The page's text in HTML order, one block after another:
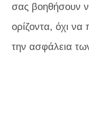
σας βοηθήσουν
ορίζοντα, όχι να
την ασφάλεια